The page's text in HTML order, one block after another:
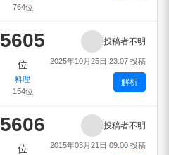
764位
5605
位
料理
154位
投稿者不明
2025年10月25日 23:07 投稿
解析
5606
位
投稿者不明
2015年03月21日 09:00 投稿